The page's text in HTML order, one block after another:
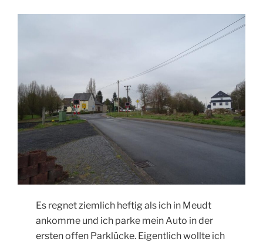
Es regnet ziemlich heftig als ich in Meudt
ankomme und ich parke mein Auto in der
ersten offen Parklücke. Eigentlich wollte ich